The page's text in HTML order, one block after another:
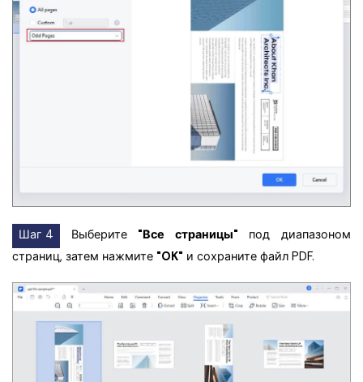
Шаг 4 Выберите "Все страницы" под диапазоном
страниц, затем нажмите "OK" и сохраните файл PDF.